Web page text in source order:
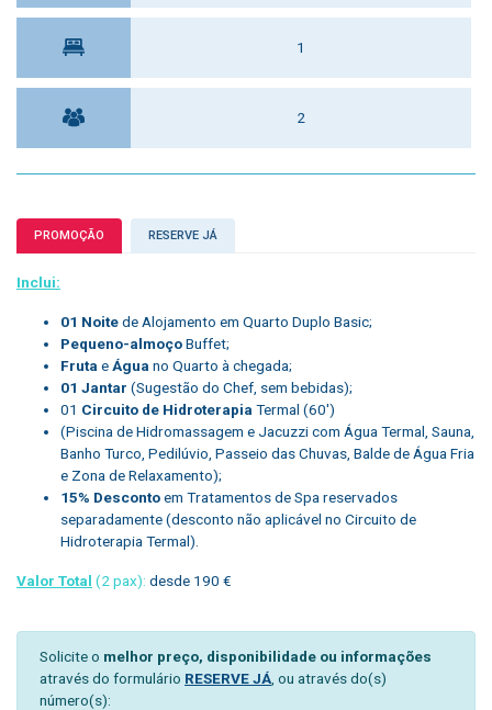
1
2
PROMOÇÃO RESERVE JÁ
Inclui:
01 Noitede Alojamento em Quarto Duplo Basic;
Pequeno-almoçoBuffet;
Fruta eÁgua no Quarto à chegada;
01 Jantar (Sugestão do Chef, sem bebidas);
01 Circuito de Hidroterapia Termal (60′)
(Piscina de Hidromassagem e Jacuzzi com Água Termal, Sauna,
Banho Turco, Pedilúvio, Passeio das Chuvas, Balde de Água Fria
e Zona de Relaxamento);
15% Descontoem Tratamentos de Spa reservados
separadamente (desconto não aplicável no Circuito de
Hidroterapia Termal).
Valor Total (2 pax): desde 190 €
Solicite o melhor preço, disponibilidade ou informações
através do formulário RESERVE JÁ , ou através do(s)
número(s):